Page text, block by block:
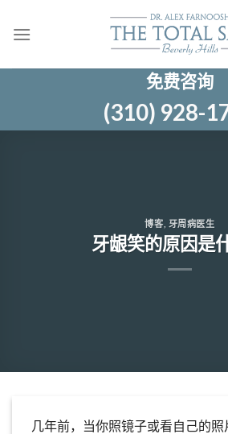
容
免费咨询
(310) 928-
博客, 牙周病医生
牙龈笑的原因是
几年前，当你照镜子或看自己的